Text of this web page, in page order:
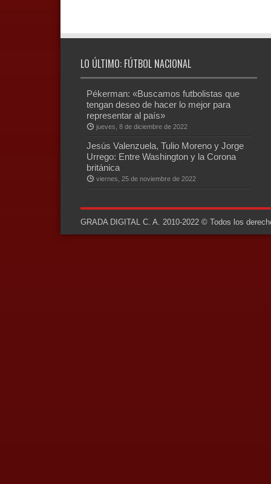
LO ÚLTIMO: FÚTBOL NACIONAL
Pékerman: «Buscamos futbolistas que
tengan deseo de hacer lo mejor para
representar al país»
jueves, 8 de diciembre de 2022
Jesús Valenzuela, Tulio Moreno y Jorge
Urrego: Entre Washington y la Corona
británica
viernes, 25 de noviembre de 2022
GRADA DIGITAL C. A. 2010-2022 © Todos los